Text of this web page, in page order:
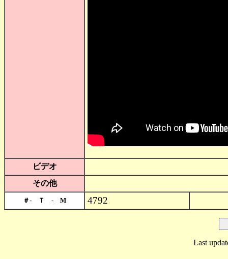
ビデオ
その他
＃- Ｔ - M 4792
Last